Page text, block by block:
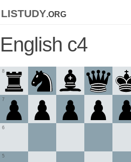
listudy.org
English c4
5
6
7
8